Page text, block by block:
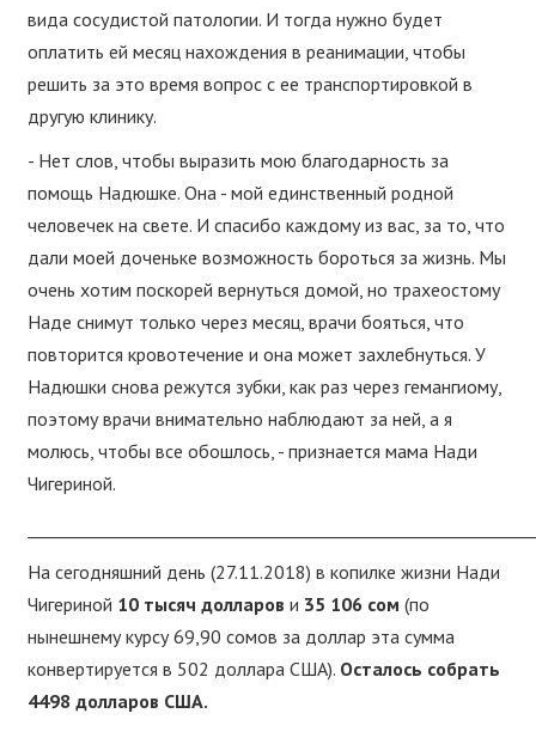
вида сосудистой патологии. И тогда нужно будет
оплатить ей месяц нахождения в реанимации, чтобы
решить за это время вопрос с ее транспортировкой в
другую клинику.
- Нет слов, чтобы выразить мою благодарность за
помощь Надюшке. Она - мой единственный родной
человечек на свете. И спасибо каждому из вас, за то, что
дали моей доченьке возможность бороться за жизнь. Мы
очень хотим поскорей вернуться домой, но трахеостому
Наде снимут только через месяц, врачи бояться, что
повторится кровотечение и она может захлебнуться. У
Надюшки снова режутся зубки, как раз через гемангиому,
поэтому врачи внимательно наблюдают за ней, а я
молюсь, чтобы все обошлось, - признается мама Нади
Чигериной.
На сегодняшний день (27.11.2018) в копилке жизни Нади
Чигериной 10 тысяч долларов и 35 106 сом (по
нынешнему курсу 69,90 сомов за доллар эта сумма
конвертируется в 502 доллара США). Осталось собрать
4498 долларов США.